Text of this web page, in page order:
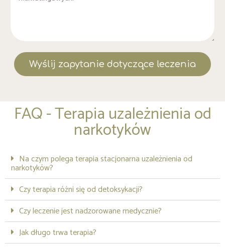
Wyślij zapytanie dotyczące leczenia
FAQ - Terapia uzależnienia od
narkotyków
Na czym polega terapia stacjonarna uzależnienia od
narkotyków?
Czy terapia różni się od detoksykacji?
Czy leczenie jest nadzorowane medycznie?
Jak długo trwa terapia?